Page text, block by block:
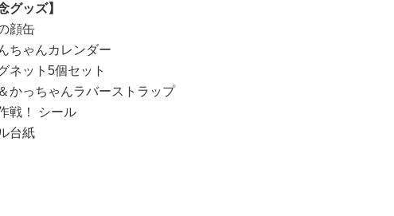
グッズ】
顔缶
ちゃんカレンダー
ネット5個セット
かっちゃんラバーストラップ
戦！ シール
台紙